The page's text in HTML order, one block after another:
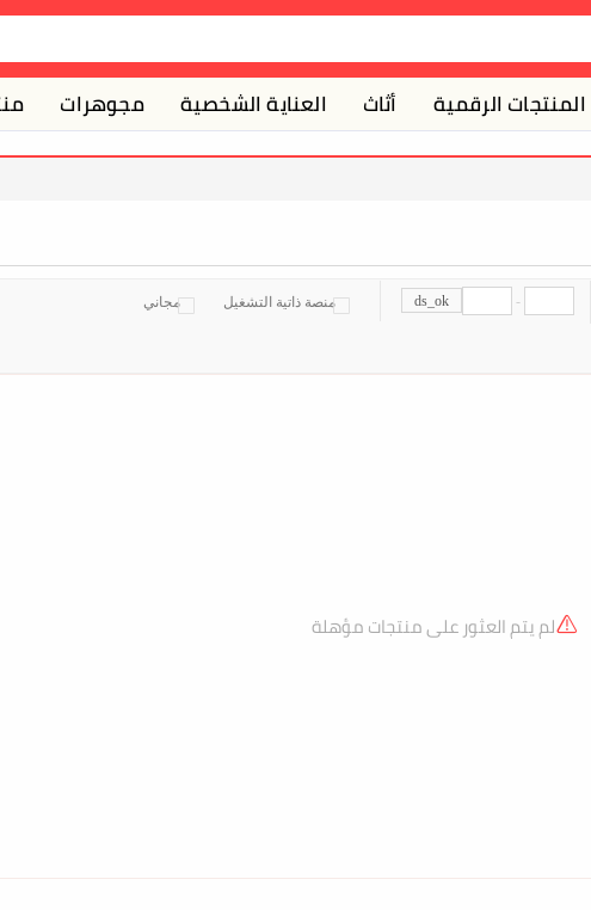
المنتجات الرقمية أثاث العناية الشخصية مجوهرات
-
ds_ok منصة ذاتية التشغيل مجاني
لم يتم العثور على منتجات مؤهلة